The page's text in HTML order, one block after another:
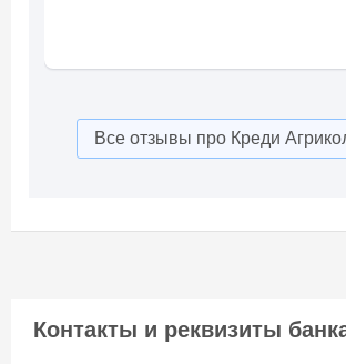
Все отзывы про Креди
Контакты и реквизиты